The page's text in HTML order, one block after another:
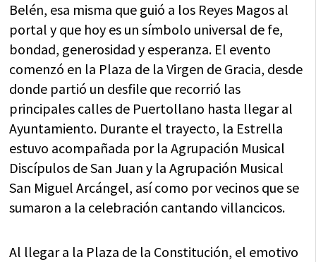
Belén, esa misma que guió a los Reyes Magos al
portal y que hoy es un símbolo universal de fe,
bondad, generosidad y esperanza. El evento
comenzó en la Plaza de la Virgen de Gracia, desde
donde partió un desfile que recorrió las
principales calles de Puertollano hasta llegar al
Ayuntamiento. Durante el trayecto, la Estrella
estuvo acompañada por la Agrupación Musical
Discípulos de San Juan y la Agrupación Musical
San Miguel Arcángel, así como por vecinos que se
sumaron a la celebración cantando villancicos.
Al llegar a la Plaza de la Constitución, el emotivo